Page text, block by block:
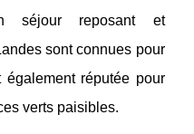
séjour reposant et
sont connues pour
réputée pour
verts paisibles.